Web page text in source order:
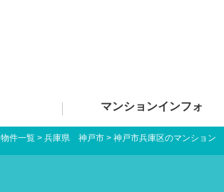
マンションインフォ
物件一覧 > 兵庫県 神戸市 > 神戸市兵庫区のマンション